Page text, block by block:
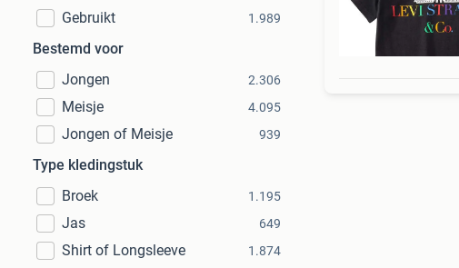
Gebruikt 1.989
Bestemd voor
Jongen
2.306
Meisje 4.095
Jongen of Meisje 939
Type kledingstuk
Broek
1.195
Jas 649
Shirt of Longsleeve 1.874